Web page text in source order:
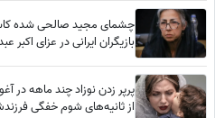
چشمای مجید صالحی شده
بازیگران ایرانی در عزای
پرپر زدن نوزاد چند ماهه در
از ثانیه‌های شوم خفگی